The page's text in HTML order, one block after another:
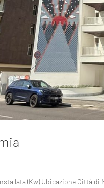
(Kw) Ubicazione Città